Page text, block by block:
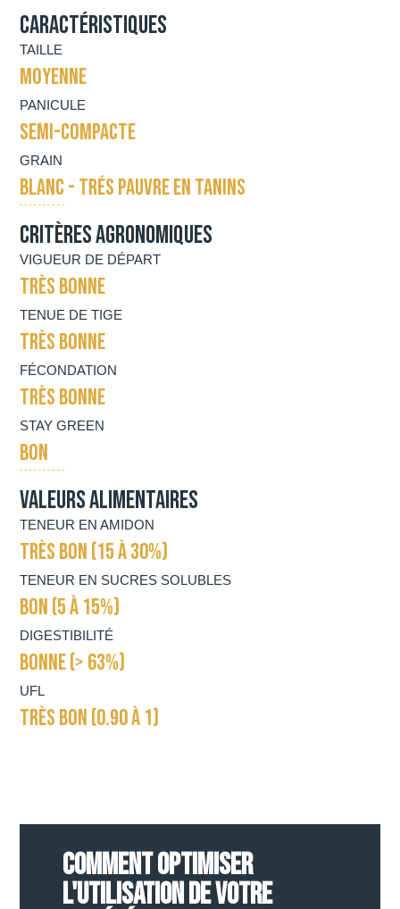
Caractéristiques
TAILLE
MOYENNE
PANICULE
SEMI-COMPACTE
GRAIN
BLANC - TRÉS PAUVRE EN TANINS
Critères agronomiques
VIGUEUR DE DÉPART
TRÈS BONNE
TENUE DE TIGE
TRÈS BONNE
FÉCONDATION
TRÈS BONNE
STAY GREEN
BON
Valeurs alimentaires
TENEUR EN AMIDON
TRÈS BON (15 À 30%)
TENEUR EN SUCRES SOLUBLES
BON (5 À 15%)
DIGESTIBILITÉ
BONNE (> 63%)
UFL
TRÈS BON (0.90 À 1)
COMMENT OPTIMISER
L'UTILISATION DE VOTRE